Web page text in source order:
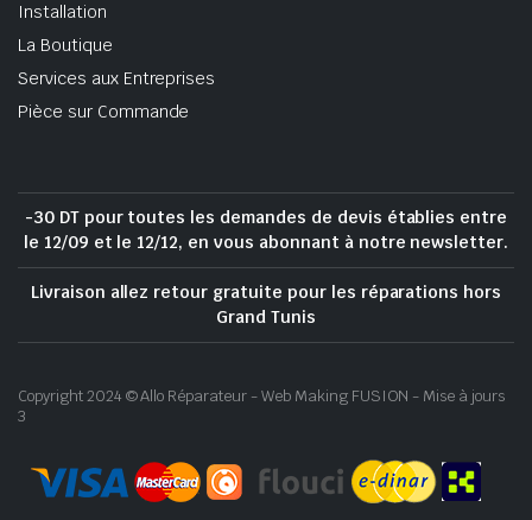
Installation
La Boutique
Services aux Entreprises
Pièce sur Commande
-30 DT pour toutes les demandes de devis établies entre
le 12/09 et le 12/12, en vous abonnant à notre newsletter.
Livraison allez retour gratuite pour les réparations hors
Grand Tunis
Copyright 2024 © Allo Réparateur - Web Making FUSION - Mise à jours
3